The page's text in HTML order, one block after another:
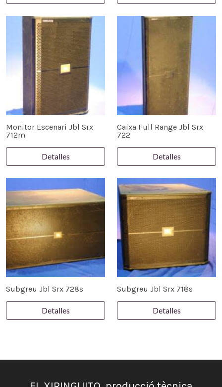
Monitor Escenari Jbl Srx
712m
Detalles
Caixa Full Range Jbl Srx
722
Detalles
Subgreu Jbl Srx 728s
Detalles
Subgreu Jbl Srx 718s
Detalles